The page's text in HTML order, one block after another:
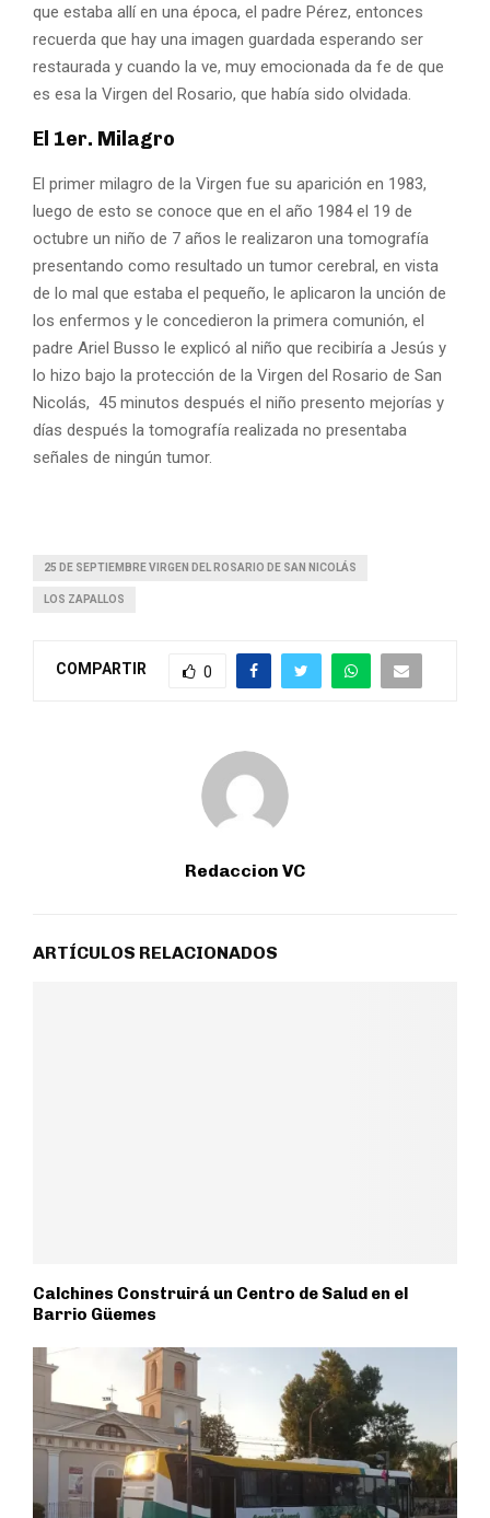
que estaba allí en una época, el padre Pérez, entonces
recuerda que hay una imagen guardada esperando ser
restaurada y cuando la ve, muy emocionada da fe de que
es esa la Virgen del Rosario, que había sido olvidada.
El 1er. Milagro
El primer milagro de la Virgen fue su aparición en 1983,
luego de esto se conoce que en el año 1984 el 19 de
octubre un niño de 7 años le realizaron una tomografía
presentando como resultado un tumor cerebral, en vista
de lo mal que estaba el pequeño, le aplicaron la unción de
los enfermos y le concedieron la primera comunión, el
padre Ariel Busso le explicó al niño que recibiría a Jesús y
lo hizo bajo la protección de la Virgen del Rosario de San
Nicolás, 45 minutos después el niño presento mejorías y
días después la tomografía realizada no presentaba
señales de ningún tumor.
25 DE SEPTIEMBRE VIRGEN DEL ROSARIO DE SAN NICOLÁS
LOS ZAPALLOS
COMPARTIR 0
Redaccion VC
ARTÍCULOS RELACIONADOS
Calchines Construirá un Centro de Salud en el
Barrio Güemes